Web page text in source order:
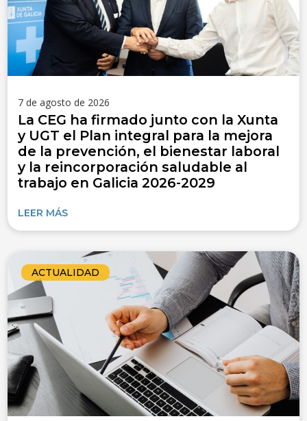
7 de agosto de 2026
La CEG ha firmado junto con la Xunta
y UGT el Plan integral para la mejora
de la prevención, el bienestar laboral
y la reincorporación saludable al
trabajo en Galicia 2026-2029
LEER MÁS
ACTUALIDAD